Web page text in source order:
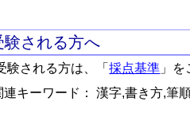
験される方へ
験される方は、「採点基準 」を
連キーワード： 漢字,書き方,筆